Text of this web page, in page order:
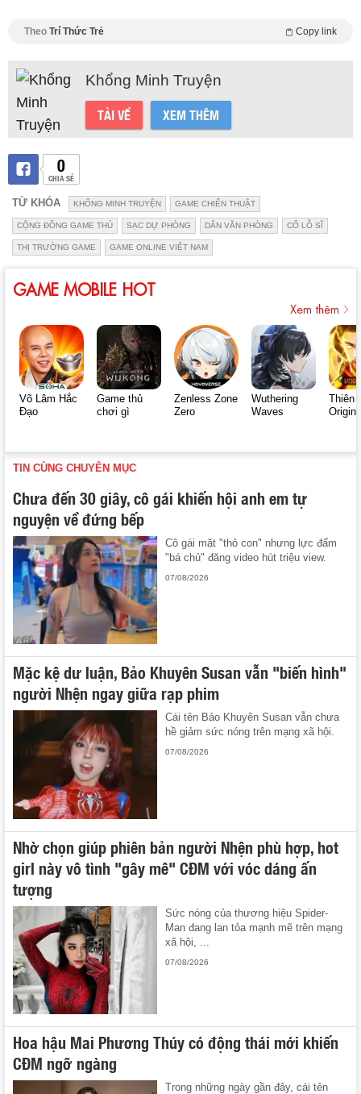
Theo Trí Thức Trẻ Copy link
Khổng Minh Truyện
TẢI VỀ XEM THÊM
0
CHIA SẺ
TỪ KHÓA KHỔNG MINH TRUYỆN GAME CHIẾN THUẬT
CỘNG ĐỒNG GAME THỦ SẠC DỰ PHÒNG DÂN VĂN PHÒNG CỔ LỖ SĨ
THỊ TRƯỜNG GAME GAME ONLINE VIỆT NAM
GAME MOBILE HOT
Xem thêm
Võ Lâm Hắc
Đạo
Game thủ
chơi gì
Zenless Zone
Zero
Wuthering
Waves
Thiên
Origin
TIN CÙNG CHUYÊN MỤC
Chưa đến 30 giây, cô gái khiến hội anh em tự
nguyện về đứng bếp
Cô gái mặt "thỏ con" nhưng lực đấm
"bá chủ" đăng video hút triệu view.
07/08/2026
Mặc kệ dư luận, Bảo Khuyên Susan vẫn "biến hình"
người Nhện ngay giữa rạp phim
Cái tên Bảo Khuyên Susan vẫn chưa
hề giảm sức nóng trên mạng xã hội.
07/08/2026
Nhờ chọn giúp phiên bản người Nhện phù hợp, hot
girl này vô tình "gây mê" CĐM với vóc dáng ấn
tượng
Sức nóng của thương hiệu Spider-
Man đang lan tỏa mạnh mẽ trên mạng
xã hội, ...
07/08/2026
Hoa hậu Mai Phương Thúy có động thái mới khiến
CĐM ngỡ ngàng
Trong những ngày gần đây, cái tên